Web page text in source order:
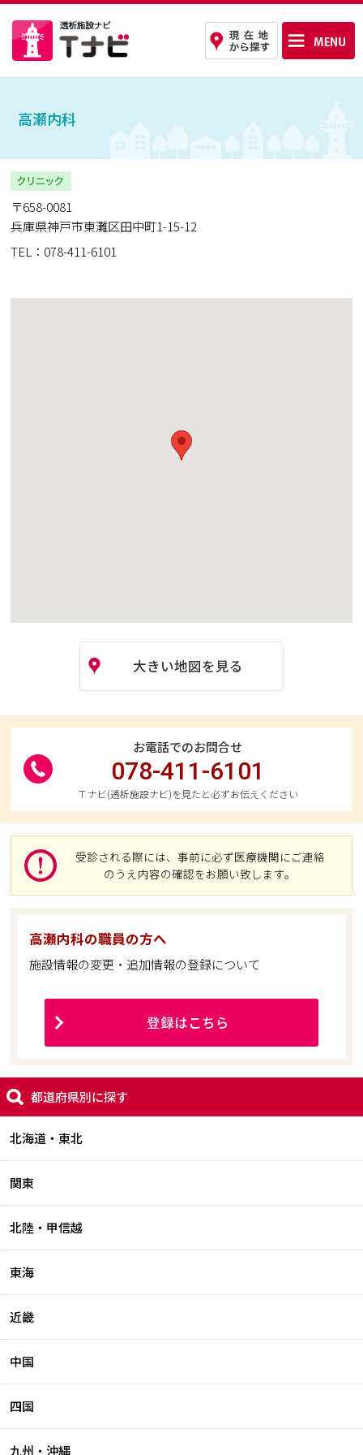
高瀬内科
〒658-0081
兵庫県神戸市東灘区田中町1-15-12
TEL：078-411-6101
大きい地図を見る
お電話でのお問合せ
078-411-6101
Ｔナビ(透析施設ナビ)を見たと必ずお伝えください
受診される際には、事前に必ず医療機関にご連絡
のうえ内容の確認をお願い致します。
高瀬内科の職員の方へ
施設情報の変更・追加情報の登録について
登録はこちら
都道府県別に探す
北海道・東北
関東
北陸・甲信越
東海
近畿
中国
四国
九州・沖縄